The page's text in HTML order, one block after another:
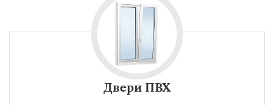
Двери ПВХ